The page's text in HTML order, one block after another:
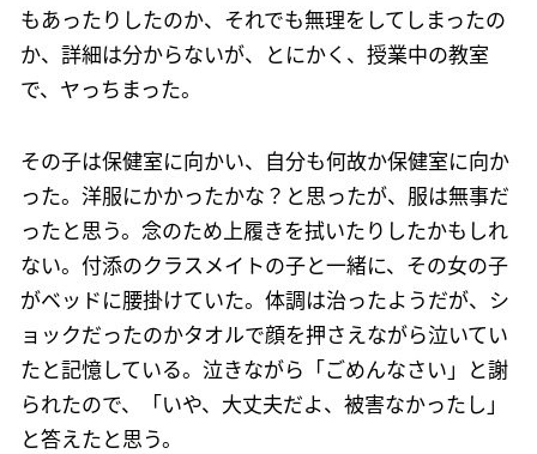
もあったりしたのか、それでも無理をしてしまったの
か、詳細は分からないが、とにかく、授業中の教室
で、ヤっちまった。
その子は保健室に向かい、自分も何故か保健室に向か
った。洋服にかかったかな？と思ったが、服は無事だ
ったと思う。念のため上履きを拭いたりしたかもしれ
ない。付添のクラスメイトの子と一緒に、その女の子
がベッドに腰掛けていた。体調は治ったようだが、シ
ョックだったのかタオルで顔を押さえながら泣いてい
たと記憶している。泣きながら「ごめんなさい」と謝
られたので、「いや、大丈夫だよ、被害なかったし」
と答えたと思う。